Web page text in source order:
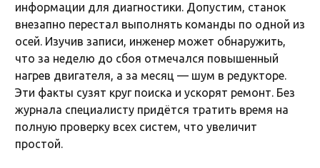
информации для диагностики. Допустим, станок
внезапно перестал выполнять команды по одной из
осей. Изучив записи, инженер может обнаружить,
что за неделю до сбоя отмечался повышенный
нагрев двигателя, а за месяц — шум в редукторе.
Эти факты сузят круг поиска и ускорят ремонт. Без
журнала специалисту придётся тратить время на
полную проверку всех систем, что увеличит
простой.